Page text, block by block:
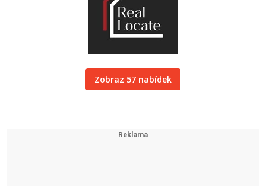
Zobraz 57 nabídek